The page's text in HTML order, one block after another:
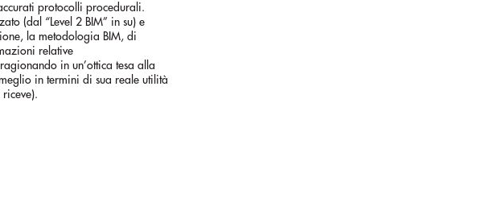
protocolli procedurali.
(dal “Level 2 BIM” in su) e
la metodologia BIM, di
relative
in un’ottica tesa alla
in termini di sua reale utilità